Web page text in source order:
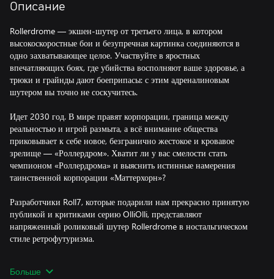
Описание
Rollerdrome — экшен-шутер от третьего лица, в котором
высокоскоростные бои и безупречная картинка соединяются в
одно захватывающее целое. Участвуйте в яростных
впечатляющих боях, где убийства восполняют ваше здоровье, а
трюки и грайнды дают боеприпасы: с этим адреналиновым
шутером вы точно не соскучитесь.
Идет 2030 год. В мире правят корпорации, граница между
реальностью и игрой размыта, а всё внимание общества
приковывает к себе новое, безгранично жестокое и кровавое
зрелище — «Роллердром». Хватит ли у вас смелости стать
чемпионом «Роллердрома» и выяснить истинные намерения
таинственной корпорации «Маттерхорн»?
Разработчики Roll7, которые подарили нам прекрасно принятую
публикой и критиками серию OlliOlli, представляют
напряженный роликовый шутер Rollerdrome в ностальгическом
стиле ретрофутуризма.
Больше